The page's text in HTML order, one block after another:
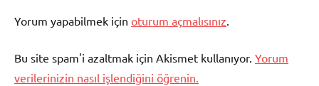
scientists
2025
Yorum yapabilmek için oturum açmalısınız.
Bu site spam'i azaltmak için Akismet kullanıyor. Yorum
verilerinizin nasıl işlendiğini öğrenin.